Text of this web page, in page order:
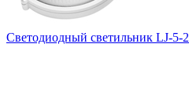
Светодиодный светильник LJ-5-2